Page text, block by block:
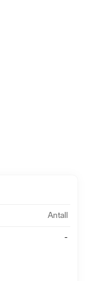
Antall
-